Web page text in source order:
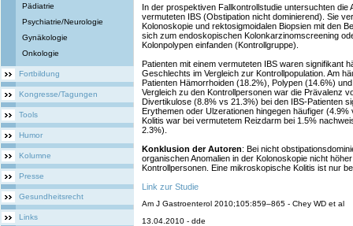
Pädiatrie
Psychiatrie/Neurologie
Gynäkologie
Onkologie
Fortbildung
Kongresse/Tagungen
Tools
Humor
Kolumne
Presse
Gesundheitsrecht
Links
In der prospektiven Fallkontrollstudie untersuchten die
vermuteten IBS (Obstipation nicht dominierend). Sie
Kolonoskopie und rektosigmoidalen Biopsien mit den
sich zum endoskopischen Kolonkarzinomscreening
Kolonpolypen einfanden (Kontrollgruppe).
Patienten mit einem vermuteten IBS waren signifikant
Geschlechts im Vergleich zur Kontrollpopulation. Am
Patienten Hämorrhoiden (18.2%), Polypen (14.6%)
Vergleich zu den Kontrollpersonen war die Prävalenz
Divertikulose (8.8% vs 21.3%) bei den IBS-Patienten
Erythemen oder Ulzerationen hingegen häufiger
Kolitis war bei vermutetem Reizdarm bei 1.5%
2.3%).
Konklusion der Autoren: Bei nicht
organischen Anomalien in der Kolonoskopie nicht
Kontrollpersonen. Eine mikroskopische Kolitis ist nur
Link zur Studie
Am J Gastroenterol 2010;105:859–865 - Chey WD et al
13.04.2010 - dde